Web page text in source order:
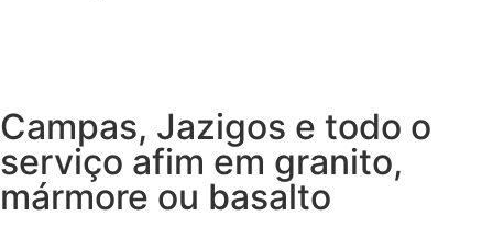
Campas, Jazigos e todo o
serviço afim em granito,
mármore ou basalto